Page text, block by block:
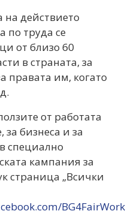
действието
по труда се
от близо 60
в страната, за
правата им, когато
от работата
за бизнеса и за
специално
кампания за
страница „Всички
BG4FairWork